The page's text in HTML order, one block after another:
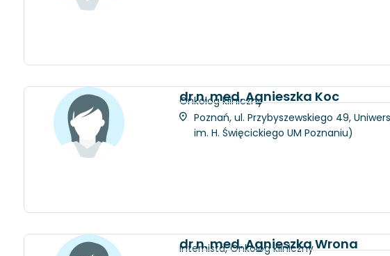
dr n. med. Agnieszka Koc
Onkolog kliniczny
Poznań, ul. Przybyszewskiego 49,
im. H. Święcickiego UM Poznaniu)
dr n. med. Agnieszka Wrona
Internista, Onkolog kliniczny